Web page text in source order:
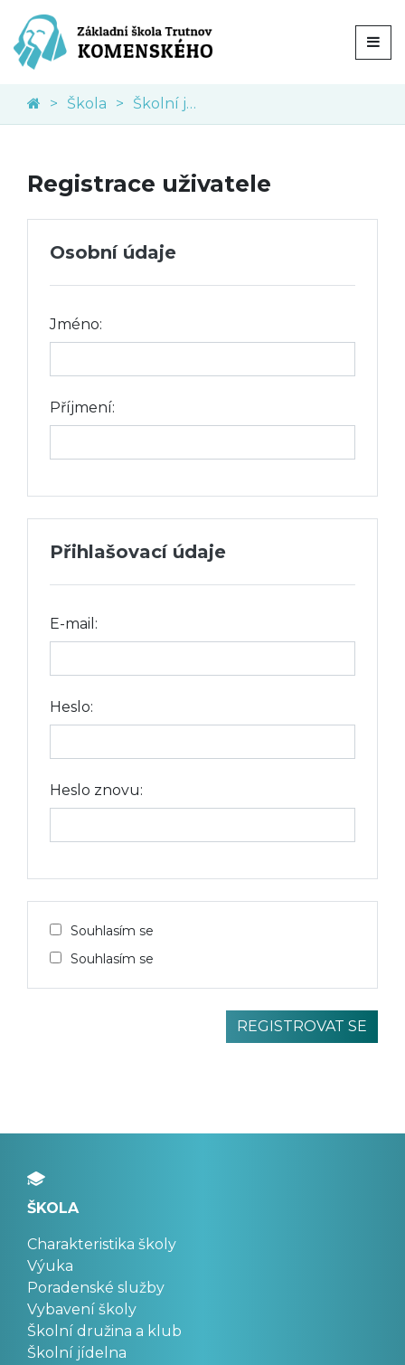
Škola Školní jídelna
Registrace uživatele
Osobní údaje
Jméno:
Příjmení:
Přihlašovací údaje
E-mail:
Heslo:
Heslo znovu:
Souhlasím se
Souhlasím se
ŠKOLA
Charakteristika školy
Výuka
Poradenské služby
Vybavení školy
Školní družina a klub
Školní jídelna